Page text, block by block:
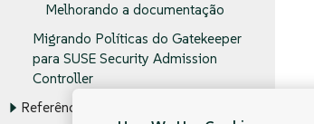
Melhorando a documentação
Migrando Políticas do Gatekeeper
para SUSE Security Admission
Controller
Referência